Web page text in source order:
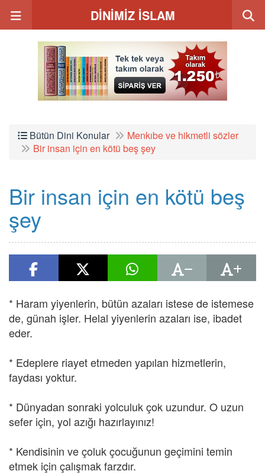
DİNİMİZ İSLAM
Bütün Dini Konular
Menkıbe ve hikmetli sözler
Bir insan için en kötü beş şey
Bir insan için en kötü beş
şey
* Haram yiyenlerin, bütün azaları istese de istemese
de, günah işler. Helal yiyenlerin azaları ise, ibadet
eder.
* Edeplere riayet etmeden yapılan hizmetlerin,
faydası yoktur.
* Dünyadan sonraki yolculuk çok uzundur. O uzun
sefer için, yol azığı hazırlayınız!
* Kendisinin ve çoluk çocuğunun geçimini temin
etmek için çalışmak farzdır.